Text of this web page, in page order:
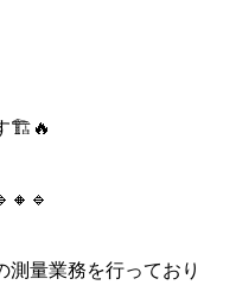
🏗️🔥
量業務を行っており